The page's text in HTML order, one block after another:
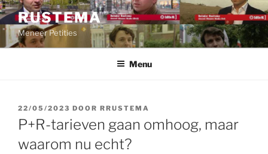
Ga
naar
inhoud
RUSTEMA
Meneer Petities
Menu
GEPLAATST
OP
22/05/2023 DOOR RRUSTEMA
P+R-tarieven gaan omhoog, maar
waarom nu echt?